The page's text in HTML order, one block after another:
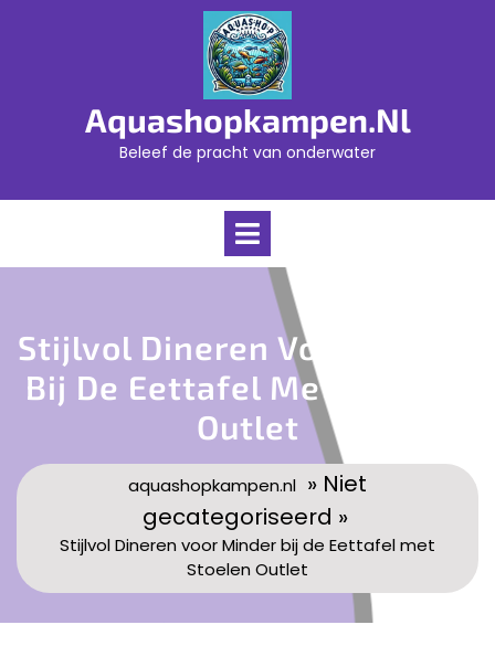
Aquashopkampen.nl
Beleef de pracht van onderwater
Open
Stijlvol Dineren Voor Minder
Bij De Eettafel Met Stoelen
Outlet
aquashopkampen.nl » Niet
gecategoriseerd »
Stijlvol Dineren voor Minder bij de Eettafel met
Stoelen Outlet